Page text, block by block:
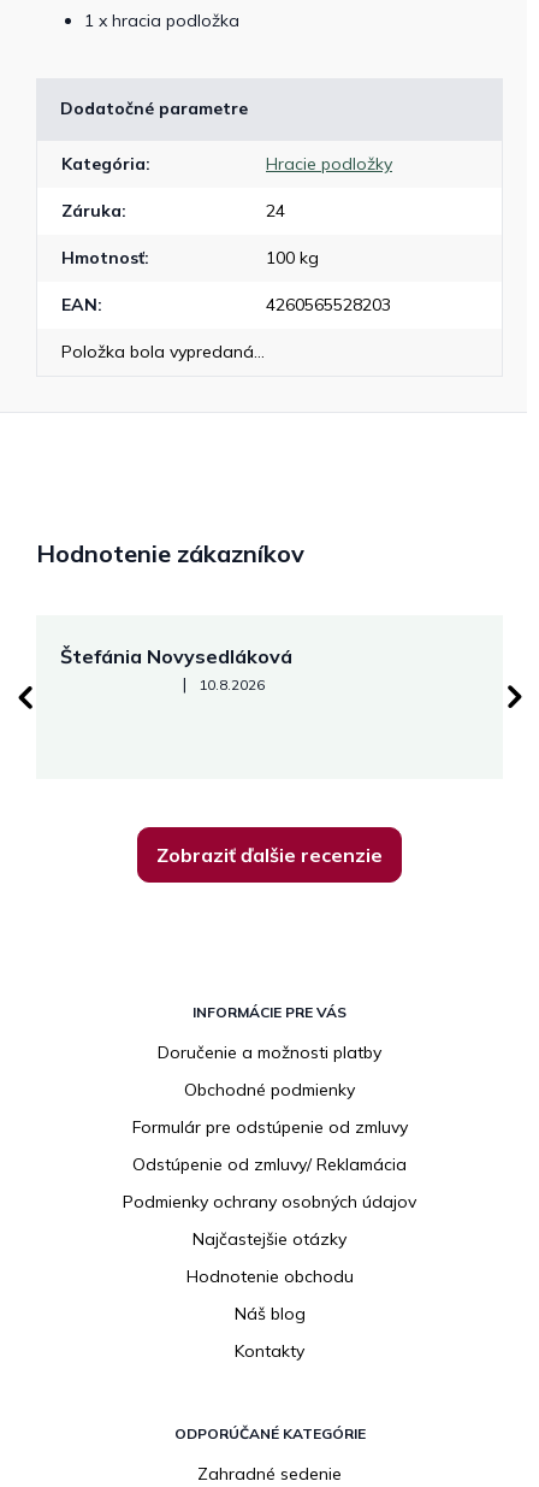
1 x hracia podložka
Dodatočné parametre
Kategória: Hracie podložky
Záruka: 24
Hmotnosť: 100 kg
EAN: 4260565528203
Položka bola vypredaná…
Hodnotenie zákazníkov
Štefánia Novysedláková
Hodnotenie obchodu je 5 z 5 hviezdičiek.
| 10.8.2026
Zobraziť ďalšie recenzie
INFORMÁCIE PRE VÁS
Doručenie a možnosti platby
Obchodné podmienky
Formulár pre odstúpenie od zmluvy
Odstúpenie od zmluvy/ Reklamácia
Podmienky ochrany osobných údajov
Najčastejšie otázky
Hodnotenie obchodu
Náš blog
Kontakty
ODPORÚČANÉ KATEGÓRIE
Zahradné sedenie